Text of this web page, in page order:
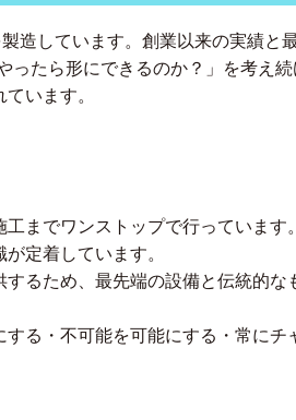
造しています。創業以来の実績
ったら形にできるのか？」を考え
います。
までワンストップで行っていま
定着しています。
るため、最先端の設備と伝統的
る・不可能を可能にする・常にチ